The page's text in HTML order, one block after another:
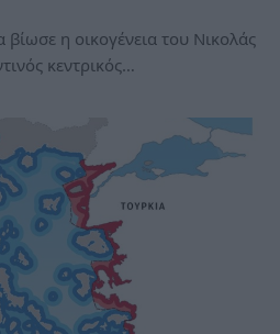
βίωσε η οικογένεια του Νικολάς
κεντρικός…